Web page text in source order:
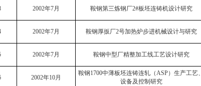
2002年7月 鞍钢第三炼钢厂2#板坯连铸机设计研究
2002年7月 鞍钢厚扳厂2号加热炉步进机械设计与研究
2002年7月 鞍钢中型厂精整加工线工艺设计研究
2002年10月
鞍钢1700中薄板坯连铸连轧（ASP）生产工艺、
设备及控制研究